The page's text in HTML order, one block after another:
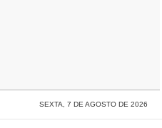
SEXTA, 7 DE AGOSTO DE 2026